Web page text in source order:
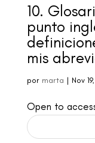
10.
punto
mis
por marta | Nov
Open to